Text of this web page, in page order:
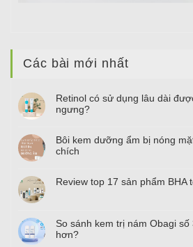
Các bài mới nhất
Retinol có sử dụng lâu dài
ngưng?
Bôi kem dưỡng ẩm bị nóng
chích
Review top 17 sản phẩm BHA
So sánh kem trị nám Obagi số
hơn?